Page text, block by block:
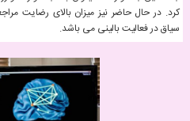
کرد. در حال حاضر نیز میزان بالای رضایت
سیاق در فعالیت بالینی می باشد.